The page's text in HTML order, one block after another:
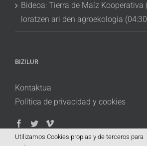
Bideoa: Tierra de Maíz Kooperativa
loratzen ari den agroekologia
BIZILUR
Kontaktua
Política de privacidad y cookies
Utilizamos Cookies propias y de terceros para